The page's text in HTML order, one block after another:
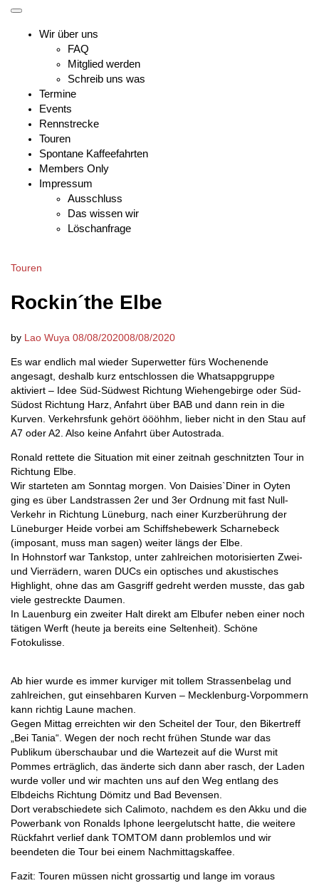
Skip
contentmobileWir über uns
FAQ
Mitglied werden
Schreib uns was
Termine
Events
Rennstrecke
Touren
Spontane Kaffeefahrten
Members Only
Impressum
Ausschluss
Das wissen wir
Löschanfrage
Touren
Rockin´the Elbe
by Lao Wuya 08/08/202008/08/2020
Es war endlich mal wieder Superwetter fürs Wochenende
angesagt, deshalb kurz entschlossen die Whatsappgruppe
aktiviert – Idee Süd-Südwest Richtung Wiehengebirge oder Süd-
Südost Richtung Harz, Anfahrt über BAB und dann rein in die
Kurven. Verkehrsfunk gehört öööhhm, lieber nicht in den Stau auf
A7 oder A2. Also keine Anfahrt über Autostrada.
Ronald rettete die Situation mit einer zeitnah geschnitzten Tour in
Richtung Elbe.
Wir starteten am Sonntag morgen. Von Daisies`Diner in Oyten
ging es über Landstrassen 2er und 3er Ordnung mit fast Null-
Verkehr in Richtung Lüneburg, nach einer Kurzberührung der
Lüneburger Heide vorbei am Schiffshebewerk Scharnebeck
(imposant, muss man sagen) weiter längs der Elbe.
In Hohnstorf war Tankstop, unter zahlreichen motorisierten Zwei-
und Vierrädern, waren DUCs ein optisches und akustisches
Highlight, ohne das am Gasgriff gedreht werden musste, das gab
viele gestreckte Daumen.
In Lauenburg ein zweiter Halt direkt am Elbufer neben einer noch
tätigen Werft (heute ja bereits eine Seltenheit). Schöne
Fotokulisse.
Ab hier wurde es immer kurviger mit tollem Strassenbelag und
zahlreichen, gut einsehbaren Kurven – Mecklenburg-Vorpommern
kann richtig Laune machen.
Gegen Mittag erreichten wir den Scheitel der Tour, den Bikertreff
„Bei Tania“. Wegen der noch recht frühen Stunde war das
Publikum überschaubar und die Wartezeit auf die Wurst mit
Pommes erträglich, das änderte sich dann aber rasch, der Laden
wurde voller und wir machten uns auf den Weg entlang des
Elbdeichs Richtung Dömitz und Bad Bevensen.
Dort verabschiedete sich Calimoto, nachdem es den Akku und die
Powerbank von Ronalds Iphone leergelutscht hatte, die weitere
Rückfahrt verlief dank TOMTOM dann problemlos und wir
beendeten die Tour bei einem Nachmittagskaffee.
Fazit: Touren müssen nicht grossartig und lange im voraus